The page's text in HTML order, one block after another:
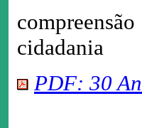
cidadania
PDF: 30